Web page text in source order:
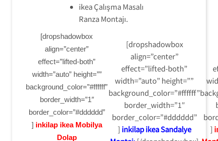
ikea Çalışma Masalı
Ranza Montajı.
[dropshadowbox
align=”center”
effect=”lifted-both”
width=”auto” height=””
background_color=”#ffffff”
border_width=”1″
border_color=”#dddddd”
] inkilap ikea Mobilya
Dolap
[dropshadowbox
align=”center”
effect=”lifted-both”
width=”auto” height=””
background_color=”#ffffff”
border_width=”1″
border_color=”#dddddd”
] inkilap ikea Sandalye
]